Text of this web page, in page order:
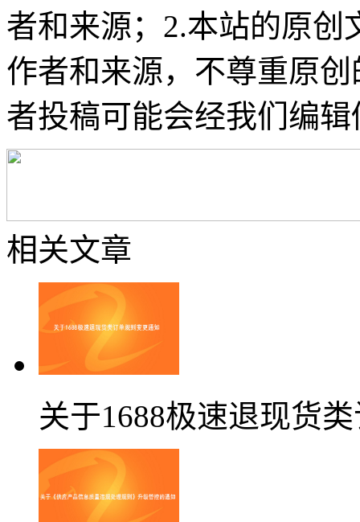
者和来源；2.本站的原
作者和来源，不尊重原
者投稿可能会经我们编
相关文章
关于1688极速退现货